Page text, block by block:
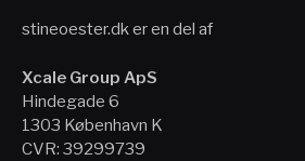
stineoester.dk er en del af
Xcale Group ApS
Hindegade 6
1303 København K
CVR: 39299739